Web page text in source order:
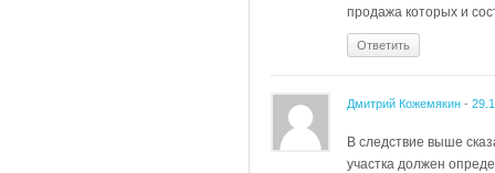
продажа которых и
Ответить
Дмитрий Кожемякин -
В следствие выше
участка должен